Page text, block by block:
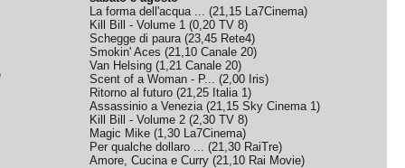
La forma dell'acqua ... (21,15 La7Cinema)
Kill Bill - Volume 1 (0,20 TV 8)
Schegge di paura(23,45 Rete4)
Smokin' Aces (21,10 Canale 20)
Van Helsing (1,21 Canale 20)
Scent of a Woman - P... (2,00 Iris)
Ritorno al futuro (21,25 Italia 1)
Assassinio a Venezia(21,15 Sky Cinema 1)
Kill Bill - Volume 2 (2,30 TV 8)
Magic Mike (1,30 La7Cinema)
Per qualche dollaro ... (21,30 RaiTre)
Amore, Cucina e Curry (21,10 Rai Movie)